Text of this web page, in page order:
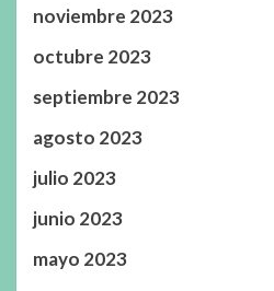
noviembre 2023
octubre 2023
septiembre 2023
agosto 2023
julio 2023
junio 2023
mayo 2023